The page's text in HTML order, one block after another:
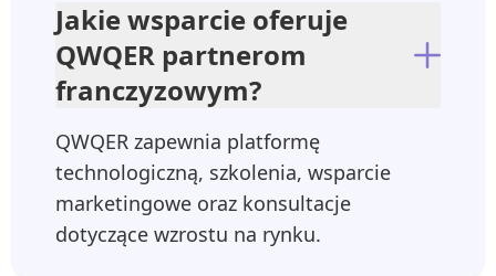
Jakie wsparcie oferuje
QWQER partnerom
franczyzowym?
QWQER zapewnia platformę
technologiczną, szkolenia, wsparcie
marketingowe oraz konsultacje
dotyczące wzrostu na rynku.